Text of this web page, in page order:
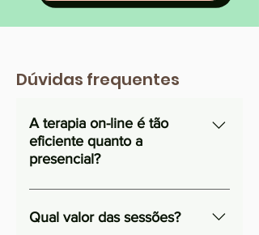
Dúvidas frequentes
A terapia on-line é tão
eficiente quanto a
presencial?
Sim, a terapia on-line é tão
eficiente quanto a presencial! Eu
Qual valor das sessões?